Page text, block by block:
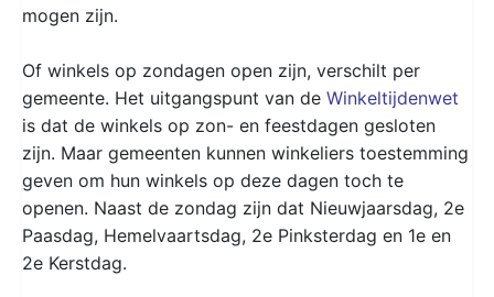
mogen zijn.
Of winkels op zondagen open zijn, verschilt per
gemeente. Het uitgangspunt van de Winkeltijdenwet
is dat de winkels op zon- en feestdagen gesloten
zijn. Maar gemeenten kunnen winkeliers toestemming
geven om hun winkels op deze dagen toch te
openen. Naast de zondag zijn dat Nieuwjaarsdag, 2e
Paasdag, Hemelvaartsdag, 2e Pinksterdag en 1e en
2e Kerstdag.